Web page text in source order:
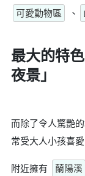
可愛動物區
、
最大的特
夜景」
而除了令人驚艷
常受大人小孩喜愛
附近擁有 蘭陽溪